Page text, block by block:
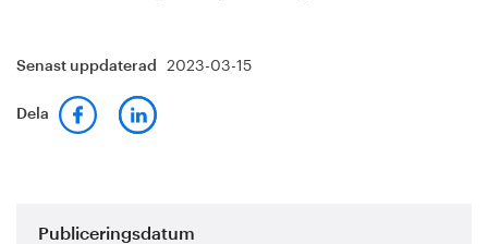
Senast uppdaterad 2023-03-15
Dela
Publiceringsdatum